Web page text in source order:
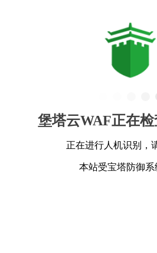
堡塔云WAF正在检
正在进行人机识别，
本站受宝塔防御系